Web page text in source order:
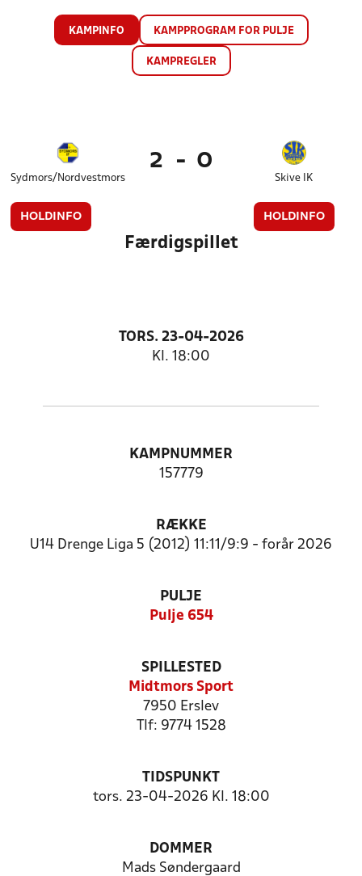
KAMPINFO KAMPPROGRAM FOR PULJE
KAMPREGLER
Sydmors/Nordvestmors
HOLDINFO
2 - 0
Skive IK
HOLDINFO
Færdigspillet
TORS. 23-04-2026
Kl. 18:00
KAMPNUMMER
157779
RÆKKE
U14 Drenge Liga 5 (2012) 11:11/9:9 - forår 2026
PULJE
Pulje 654
SPILLESTED
Midtmors Sport
7950 Erslev
Tlf: 9774 1528
TIDSPUNKT
tors. 23-04-2026 Kl. 18:00
DOMMER
Mads Søndergaard